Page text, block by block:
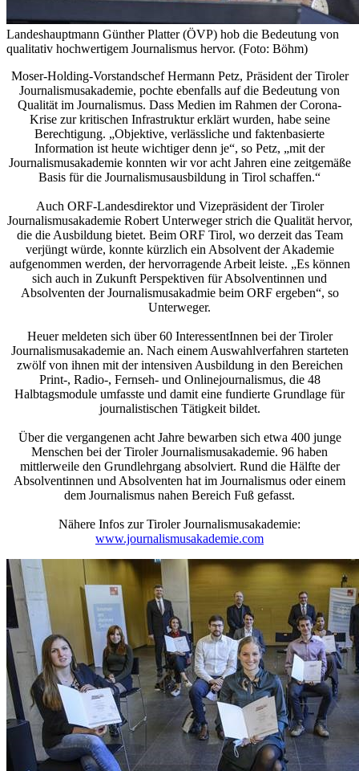
Landeshauptmann Günther Platter (ÖVP) hob die Bedeutung von
qualitativ hochwertigem Journalismus hervor. (Foto: Böhm)
Moser-Holding-Vorstandschef Hermann Petz, Präsident der Tiroler
Journalismusakademie, pochte ebenfalls auf die Bedeutung von
Qualität im Journalismus. Dass Medien im Rahmen der Corona-
Krise zur kritischen Infrastruktur erklärt wurden, habe seine
Berechtigung. „Objektive, verlässliche und faktenbasierte
Information ist heute wichtiger denn je“, so Petz, „mit der
Journalismusakademie konnten wir vor acht Jahren eine zeitgemäße
Basis für die Journalismusausbildung in Tirol schaffen.“
Auch ORF-Landesdirektor und Vizepräsident der Tiroler
Journalismusakademie Robert Unterweger strich die Qualität hervor,
die die Ausbildung bietet. Beim ORF Tirol, wo derzeit das Team
verjüngt würde, konnte kürzlich ein Absolvent der Akademie
aufgenommen werden, der hervorragende Arbeit leiste. „Es können
sich auch in Zukunft Perspektiven für Absolventinnen und
Absolventen der Journalismusakadmie beim ORF ergeben“, so
Unterweger.
Heuer meldeten sich über 60 InteressentInnen bei der Tiroler
Journalismusakademie an. Nach einem Auswahlverfahren starteten
zwölf von ihnen mit der intensiven Ausbildung in den Bereichen
Print-, Radio-, Fernseh- und Onlinejournalismus, die 48
Halbtagsmodule umfasste und damit eine fundierte Grundlage für
journalistischen Tätigkeit bildet.
Über die vergangenen acht Jahre bewarben sich etwa 400 junge
Menschen bei der Tiroler Journalismusakademie. 96 haben
mittlerweile den Grundlehrgang absolviert. Rund die Hälfte der
Absolventinnen und Absolventen hat im Journalismus oder einem
dem Journalismus nahen Bereich Fuß gefasst.
Nähere Infos zur Tiroler Journalismusakademie:
www.journalismusakademie.com